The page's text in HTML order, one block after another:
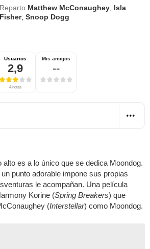
Reparto Matthew McConaughey Isla
Fisher,Snoop Dogg
Usuarios
2,9
4 notas
Mis amigos
--
alto es a lo único que se dedica Moondog.
punto adorable impone sus propias
le acompañan. Una película
Korine (Spring Breakers) que
(Interstellar) como Moondog.